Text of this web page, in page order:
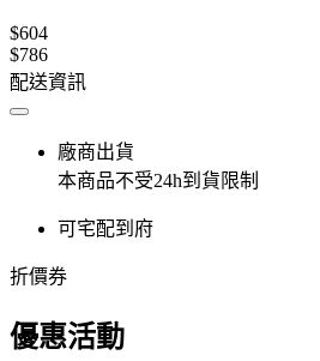
$604
$786
配送資訊
廠商出貨
本商品不受24h到貨限制
可宅配到府
折價券
優惠活動